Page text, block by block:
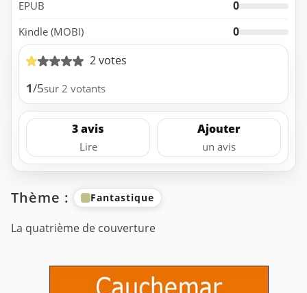
EPUB 0
Kindle (MOBI)
0
2 votes
1/5sur 2 votants
3 avis
Lire
Ajouter
un avis
Thème : Fantastique
La quatrième de couverture